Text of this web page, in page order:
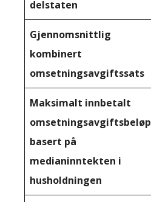
delstaten
Gjennomsnittlig
kombinert
omsetningsavgiftssats
Maksimalt innbetalt
omsetningsavgiftsbeløp
basert på
medianinntekten i
husholdningen